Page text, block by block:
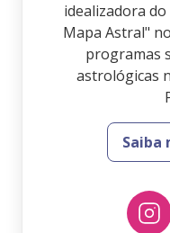
idealizadora
Mapa Astral"
programas
astrológicas
Saiba